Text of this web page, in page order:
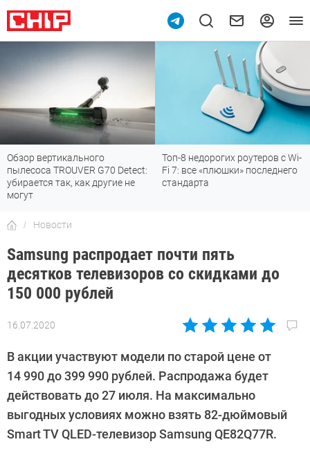
Обзор вертикального
пылесоса TROUVER G70 Detect:
убирается так, как другие не
могут
Топ-8 недорогих роутеров с Wi-
Fi 7: все «плюшки» последнего
стандарта
Новости
Samsung распродает почти пять
десятков телевизоров со скидками до
150 000 рублей
16.07.2020
Автор:
Кошик
В акции участвуют модели по старой цене от
14 990 до 399 990 рублей. Распродажа будет
действовать до 27 июля. На максимально
выгодных условиях можно взять 82-дюймовый
Smart TV QLED-телевизор Samsung QE82Q77R.